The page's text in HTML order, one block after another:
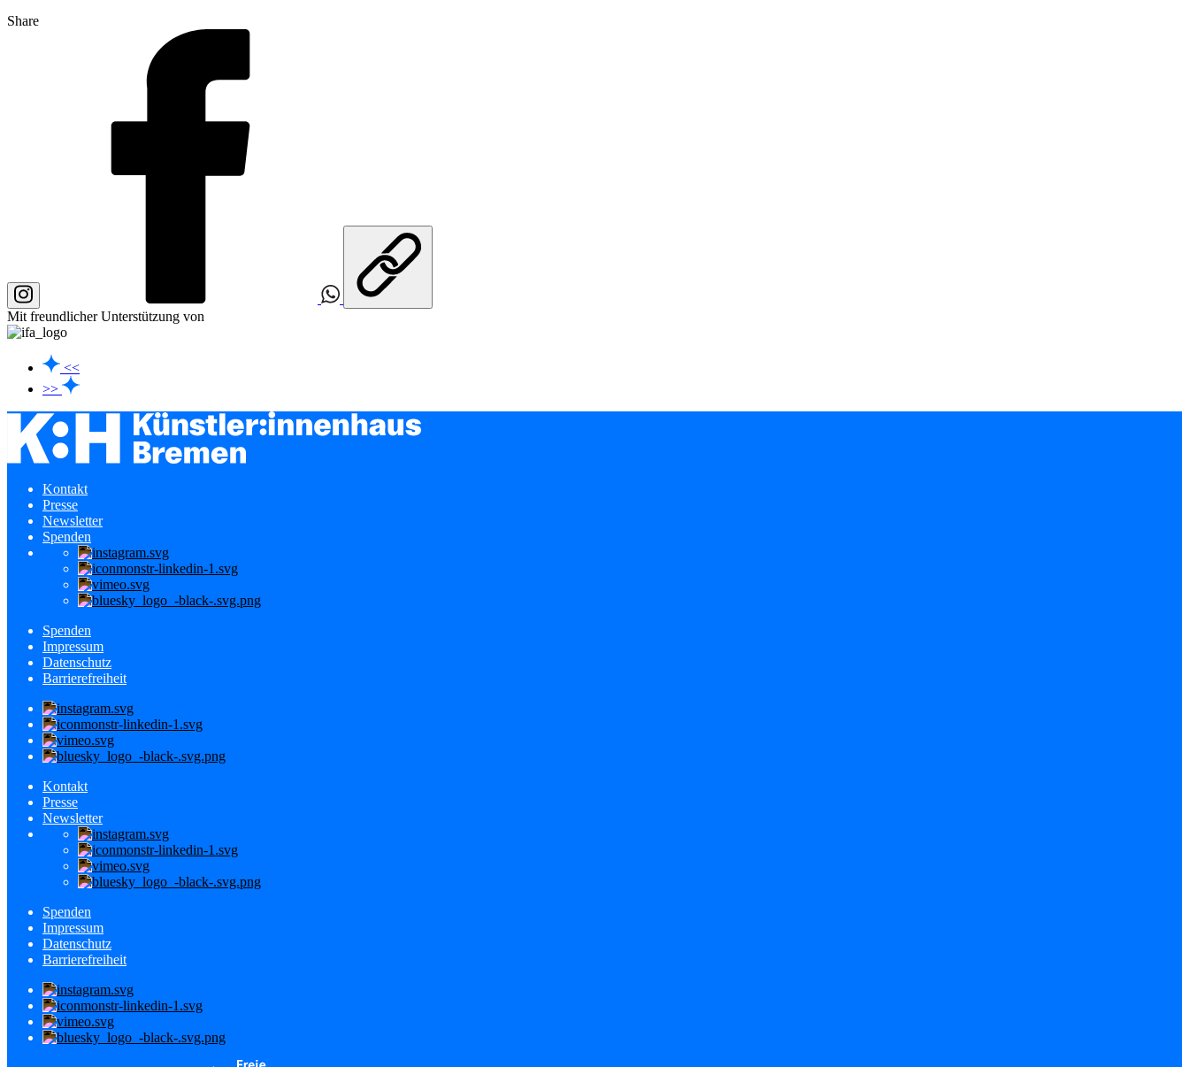
Share
Mit freundlicher Unterstützung von
<<
>>
Kontakt
Presse
Newsletter
Spenden
Spenden
Impressum
Datenschutz
Barrierefreiheit
Kontakt
Presse
Newsletter
Spenden
Impressum
Datenschutz
Barrierefreiheit